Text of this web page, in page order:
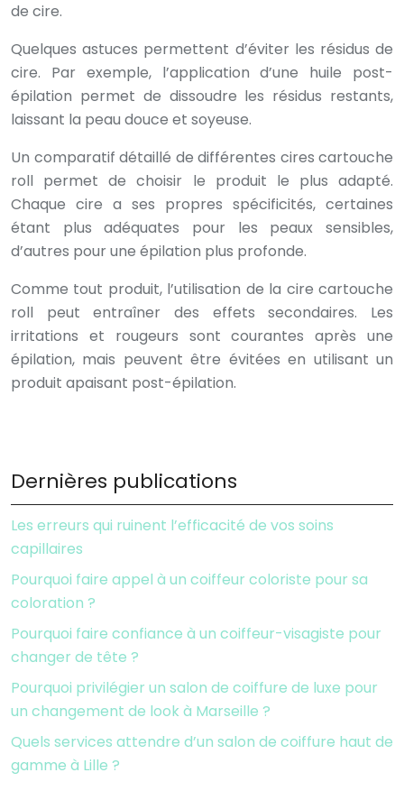
de cire.
Quelques astuces permettent d’éviter les résidus de
cire. Par exemple, l’application d’une huile post-
épilation permet de dissoudre les résidus restants,
laissant la peau douce et soyeuse.
Un comparatif détaillé de différentes cires cartouche
roll permet de choisir le produit le plus adapté.
Chaque cire a ses propres spécificités, certaines
étant plus adéquates pour les peaux sensibles,
d’autres pour une épilation plus profonde.
Comme tout produit, l’utilisation de la cire cartouche
roll peut entraîner des effets secondaires. Les
irritations et rougeurs sont courantes après une
épilation, mais peuvent être évitées en utilisant un
produit apaisant post-épilation.
Dernières publications
Les erreurs qui ruinent l’efficacité de vos soins
capillaires
Pourquoi faire appel à un coiffeur coloriste pour sa
coloration ?
Pourquoi faire confiance à un coiffeur-visagiste pour
changer de tête ?
Pourquoi privilégier un salon de coiffure de luxe pour
un changement de look à Marseille ?
Quels services attendre d’un salon de coiffure haut de
gamme à Lille ?